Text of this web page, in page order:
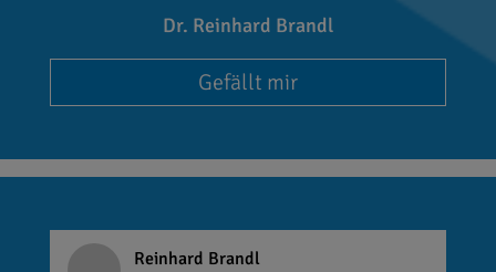
Dr. Reinhard Brandl
Gefällt mir
Reinhard Brandl